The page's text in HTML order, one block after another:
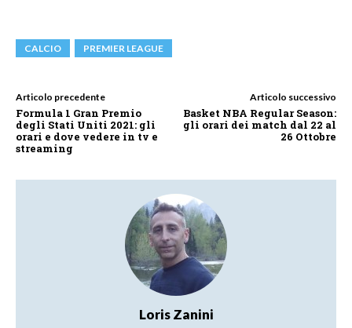
CALCIO PREMIER LEAGUE
Articolo precedente
Formula 1 Gran Premio
degli Stati Uniti 2021: gli
orari e dove vedere in tv e
streaming
Articolo successivo
Basket NBA Regular Season:
gli orari dei match dal 22 al
26 Ottobre
Loris Zanini